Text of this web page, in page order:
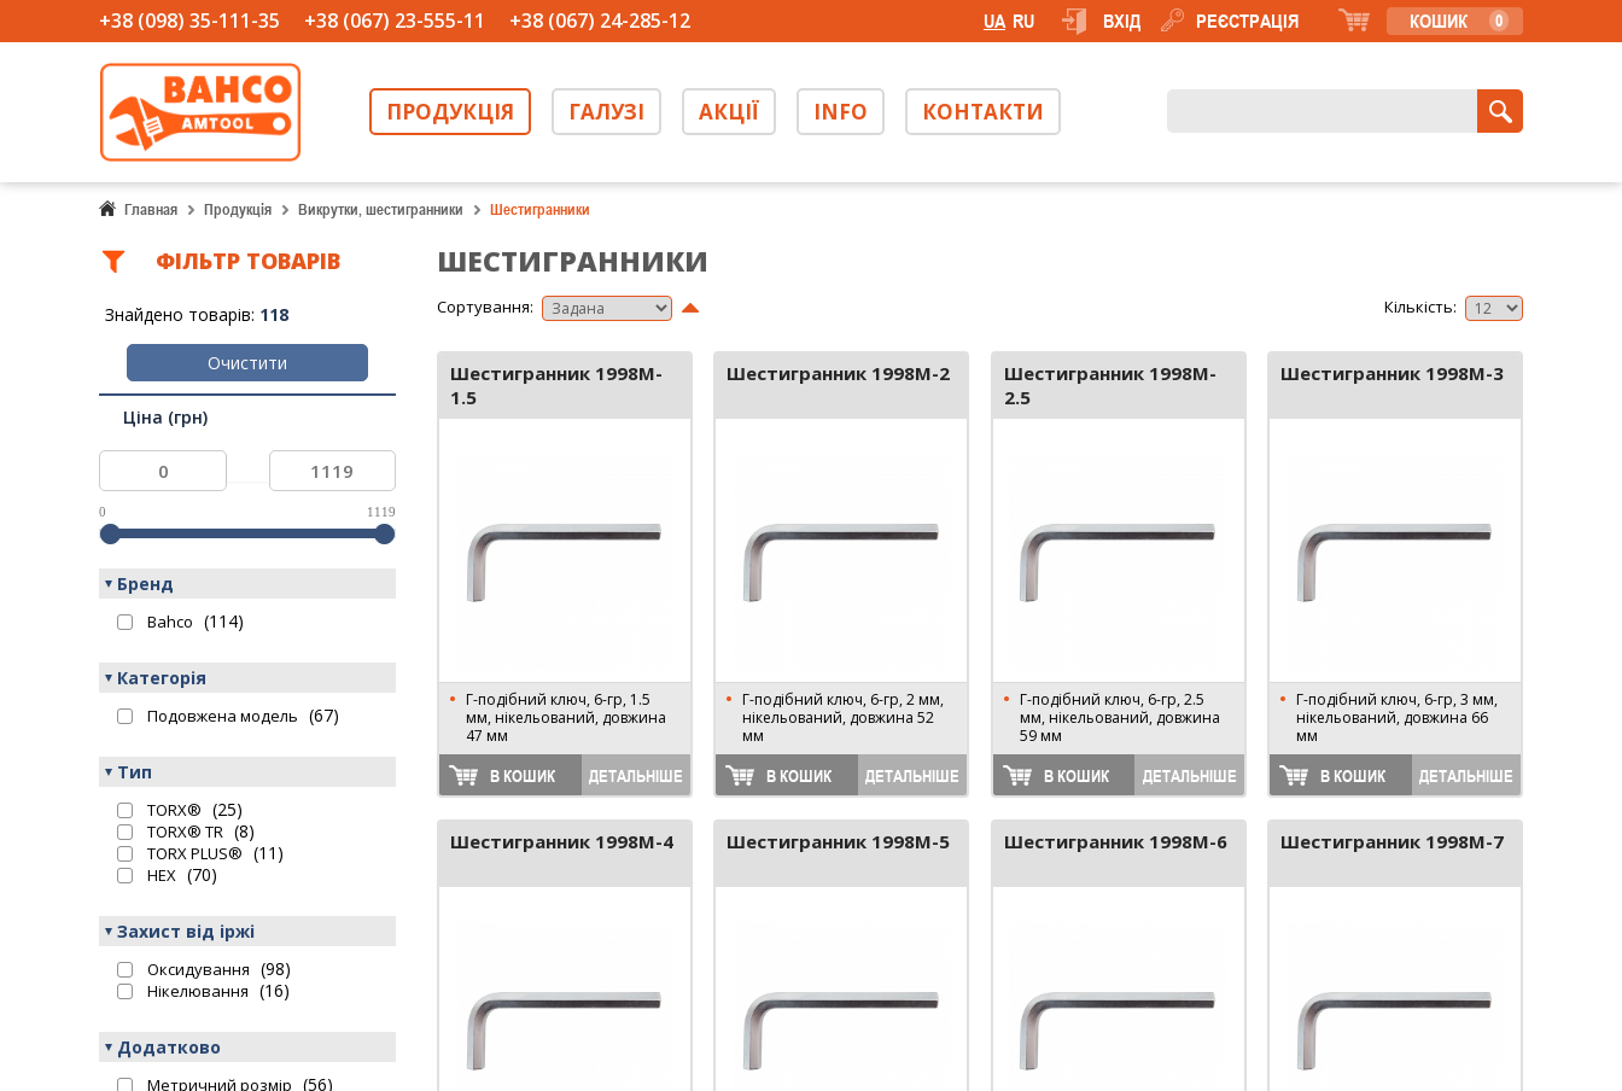
+38 (098) 35-111-35 +38 (067) 23-555-11 +38 (067) 24-285-12 КОШИК 0
UA RU ВХІД РЕЄСТРАЦІЯ
ПРОДУКЦІЯ ГАЛУЗІ АКЦІЇ INFO КОНТАКТИ
Главная Продукція Викрутки, шестигранники Шестигранники
ШЕСТИГРАННИКИ
Сортування: Кількість:
Шестигранник 1998M-
1.5
Г-подібний ключ, 6-гр, 1.5
мм, нікельований, довжина
47 мм
В КОШИК ДЕТАЛЬНІШЕ
Шестигранник 1998M-2
Г-подібний ключ, 6-гр, 2 мм,
нікельований, довжина 52
мм
В КОШИК ДЕТАЛЬНІШЕ
Шестигранник 1998M-
2.5
Г-подібний ключ, 6-гр, 2.5
мм, нікельований, довжина
59 мм
В КОШИК ДЕТАЛЬНІШЕ
Шестигранник 1998M-3
Г-подібний ключ, 6-гр, 3 мм,
нікельований, довжина 66
мм
В КОШИК ДЕТАЛЬНІШЕ
Шестигранник 1998M-4 Шестигранник 1998M-5 Шестигранник 1998M-6 Шестигранник 1998M-7
ФIЛЬТР ТОВАРIВ
Знайдено товарів: 118
Очистити
Ціна (грн)
0 1119
Бренд
Bahco (114)
Категорія
Подовжена модель (67)
Тип
TORX® (25)
TORX® TR (8)
TORX PLUS® (11)
HEX (70)
Захист від іржі
Оксидування (98)
Нікелювання (16)
Додатково
Метричний розмір (56)